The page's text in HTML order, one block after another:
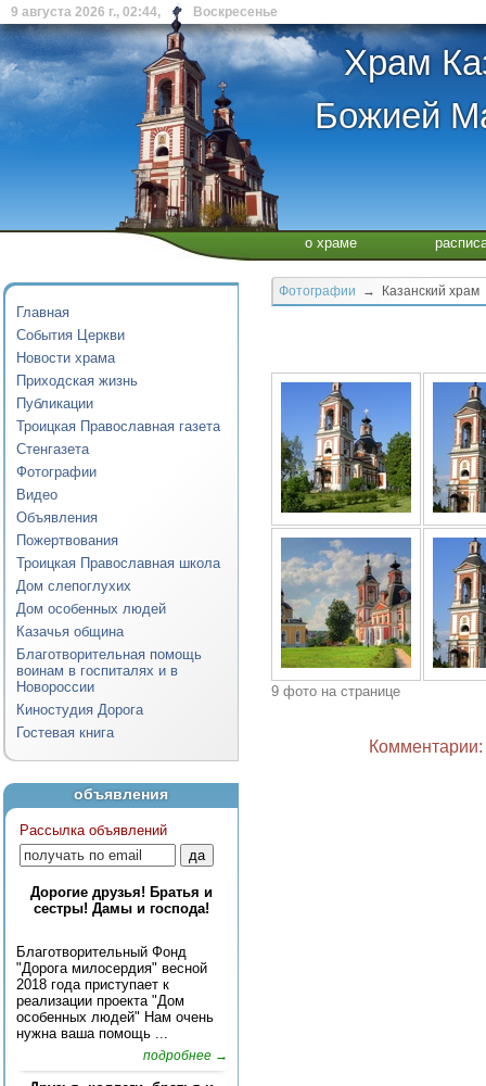
9 августа 2026 г., 02:44, Воскресенье
Храм
Божией
о храме
Главная
События Церкви
Новости храма
Приходская жизнь
Публикации
Троицкая Православная газета
Стенгазета
Фотографии
Видео
Объявления
Пожертвования
Троицкая Православная школа
Дом слепоглухих
Дом особенных людей
Казачья община
Благотворительная помощь
воинам в госпиталях и в
Новороссии
Киностудия Дорога
Гостевая книга
объявления
Рассылка объявлений
Дорогие друзья! Братья и
сестры! Дамы и господа!
Благотворительный Фонд
"Дорога милосердия" весной
2018 года приступает к
реализации проекта "Дом
особенных людей" Нам очень
нужна ваша помощь ...
подробнее →
Фотографии → Казанский храм
9 фото на странице
Комментарии: